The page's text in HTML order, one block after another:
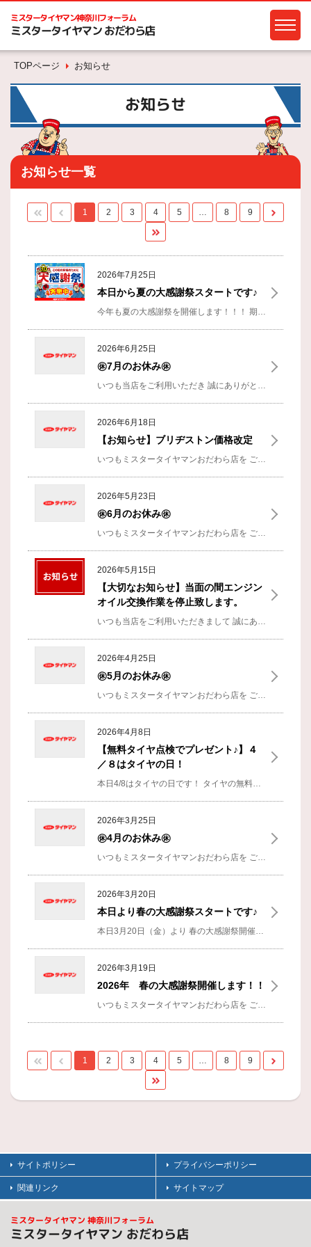
ミスタータイヤマン神奈川フォーラム
ミスタータイヤマン おだわら店
TOPページ お知らせ
お知らせ
お知らせ一覧
1 2 3 4 5 … 8 9
2026年7月25日
本日から夏の大感謝祭スタートです♪
今年も夏の大感謝祭を開催します！！！ 期間：7/25（土）～8/8（土）
2026年6月25日
㊡7月のお休み㊡
いつも当店をご利用いただき 誠にありがとうございます！！
2026年6月18日
【お知らせ】ブリヂストン価格改定
いつもミスタータイヤマンおだわら店を ご利用いただきありがとうございます。
2026年5月23日
㊡6月のお休み㊡
いつもミスタータイヤマンおだわら店を ご利用いただきありがとうございます！
2026年5月15日
【大切なお知らせ】当面の間エンジン
オイル交換作業を停止致します。
いつも当店をご利用いただきまして 誠にありがとうございます。
2026年4月25日
㊡5月のお休み㊡
いつもミスタータイヤマンおだわら店を ご利用いただきありがとうございます！
2026年4月8日
【無料タイヤ点検でプレゼント♪】４
／８はタイヤの日！
本日4/8はタイヤの日です！ タイヤの無料点検を受けてくださったお客様には
2026年3月25日
㊡4月のお休み㊡
いつもミスタータイヤマンおだわら店を ご利用いただきありがとうございます！
2026年3月20日
本日より春の大感謝祭スタートです♪
本日3月20日（金）より 春の大感謝祭開催しております♪
2026年3月19日
2026年 春の大感謝祭開催します！！
いつもミスタータイヤマンおだわら店を ご利用いただきありがとうございます！！
1 2 3 4 5 … 8 9
サイトポリシー プライバシーポリシー
関連リンク サイトマップ
ミスタータイヤマン 神奈川フォーラム
ミスタータイヤマン おだわら店